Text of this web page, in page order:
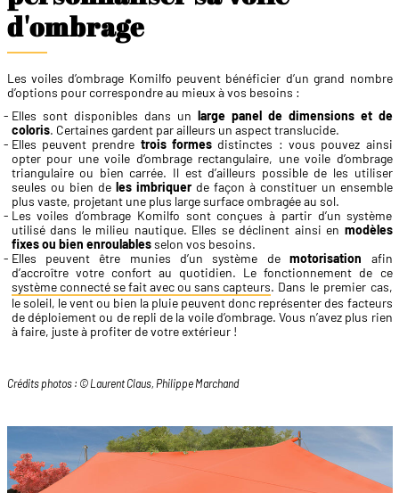
d'ombrage
Les voiles d’ombrage Komilfo peuvent bénéficier d’un grand nombre
d’options pour correspondre au mieux à vos besoins :
Elles sont disponibles dans un large panel de dimensions et de
coloris. Certaines gardent par ailleurs un aspect translucide.
Elles peuvent prendre trois formesdistinctes : vous pouvez ainsi
opter pour une voile d’ombrage rectangulaire, une voile d’ombrage
triangulaire ou bien carrée. Il est d’ailleurs possible de les utiliser
seules ou bien de les imbriquerde façon à constituer un ensemble
plus vaste, projetant une plus large surface ombragée au sol.
Les voiles d’ombrage Komilfo sont conçues à partir d’un système
utilisé dans le milieu nautique. Elles se déclinent ainsi en modèles
fixes ou bien enroulablesselon vos besoins.
Elles peuvent être munies d’un système demotorisation afin
d’accroître votre confort au quotidien. Le fonctionnement de ce
système connecté se fait avec ou sans capteurs. Dans le premier cas,
le soleil, le vent ou bien la pluie peuvent donc représenter des facteurs
de déploiement ou de repli de la voile d’ombrage. Vous n’avez plus rien
à faire, juste à profiter de votre extérieur !
Crédits photos : © Laurent Claus, Philippe Marchand